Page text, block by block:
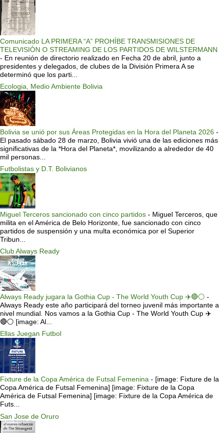
Comunicado LA PRIMERA “A” PROHÍBE TRANSMISIONES DE
TELEVISIÓN O STREAMING DE LOS PARTIDOS DE WILSTERMANN
- En reunión de directorio realizado en Fecha 20 de abril, junto a
presidentes y delegados, de clubes de la División Primera A se
determinó que los parti...
Ecologia, Medio Ambiente Bolivia
Bolivia se unió por sus Áreas Protegidas en la Hora del Planeta 2026 -
El pasado sábado 28 de marzo, Bolivia vivió una de las ediciones más
significativas de la *Hora del Planeta*, movilizando a alrededor de 40
mil personas...
Futbolistas y D.T. Bolivianos
Miguel Terceros sancionado con cinco partidos - Miguel Terceros, que
milita en el América de Belo Horizonte, fue sancionado con cinco
partidos de suspensión y una multa económica por el Superior
Tribun...
Club Always Ready
Always Ready jugara la Gothia Cup - The World Youth Cup ✈️🔴⚪️ -
Always Ready este año participará del torneo juvenil más importante a
nivel mundial. Nos vamos a la Gothia Cup - The World Youth Cup ✈️
🔴⚪️ [image: Al...
Ellas Juegan Futbol
Fixture de la Copa América de Futsal Femenina - [image: Fixture de la
Copa América de Futsal Femenina] [image: Fixture de la Copa
América de Futsal Femenina] [image: Fixture de la Copa América de
Futs...
San Jose de Oruro